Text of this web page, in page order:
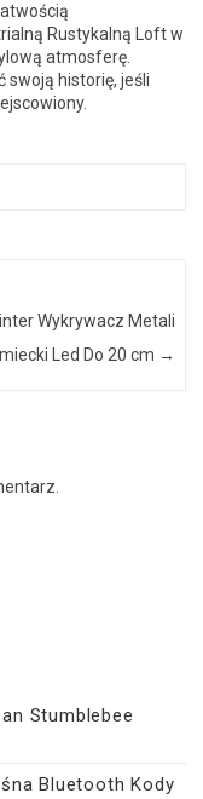
Rustykalną Loft w
atmosferę.
swoją historię, jeśli
Wykrywacz Metali
Led Do 20 cm →
Stumblebee
Bluetooth Kody